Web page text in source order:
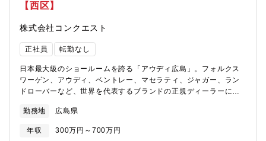
【西区】
株式会社コンクエスト
正社員 転勤なし
日本最大級のショールームを誇る「アウディ広島」。フォルクス
ワーゲン、アウディ、ベントレー、マセラティ、ジャガー、ラン
ドローバーなど、世界を代表するブランドの正規ディーラーにて
ガー・ランドローバー広島の整備をお任せ致します。基本的に整
備だけのため、顧客との接客などは発生致しません。整備に対し
て集中できる環境です。【具体的には】■点検業務：ハンドル操作
勤務地 広島県
年収 300万円～700万円